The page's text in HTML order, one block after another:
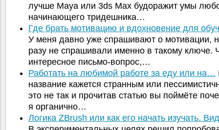
лучше Maya или 3ds Max будоражит умы
начинающего тридешника…
Где брать мотивацию и вдохновение для
У меня давно уже спрашивают о мотивации,
разу не спрашивали именно в такому ключе.
интересное письмо-вопрос,…
Работать на любимой работе за еду или на…
название кажется странным или
это не так и прочитав статью вы поймёте
я органично…
Логика ZBrush или как его начать изучать.